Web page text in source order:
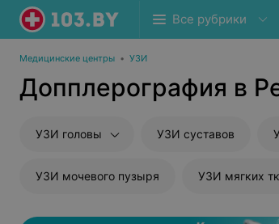
Все рубрики
Медицинские центры • УЗИ
Допплерография в
УЗИ головы УЗИ суставов
УЗИ мочевого пузыря УЗИ мягких